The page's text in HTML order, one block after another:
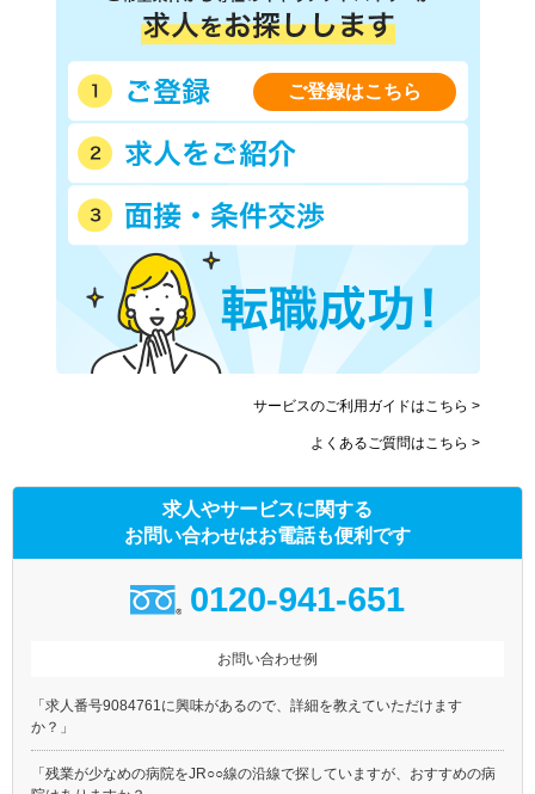
ご登録はこちら
サービスのご利用ガイドはこちら >
よくあるご質問はこちら >
求人やサービスに関する
お問い合わせはお電話も便利です
0120-941-651
お問い合わせ例
「求人番号9084761に興味があるので、詳細を教えていただけます
か？」
「残業が少なめの病院をJR○○線の沿線で探していますが、おすすめの病